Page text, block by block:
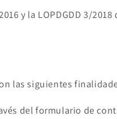
y la LOPDGDD 3/2018
las siguientes
del formulario de